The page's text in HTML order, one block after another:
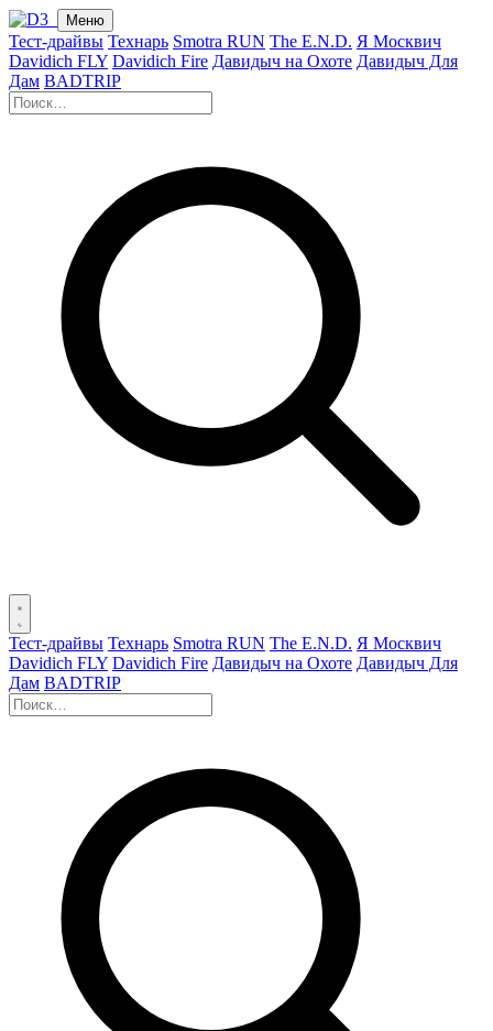
Меню
Тест-драйвы Технарь Smotra RUN The E.N.D. Я Москвич
Davidich FLY Davidich Fire Давидыч на Охоте Давидыч Для
Дам BADTRIP
Тест-драйвы Технарь Smotra RUN The E.N.D. Я Москвич
Davidich FLY Davidich Fire Давидыч на Охоте Давидыч Для
Дам BADTRIP